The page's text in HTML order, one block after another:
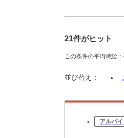
21件がヒット
この条件の平均時給
並び替え：
アルバ